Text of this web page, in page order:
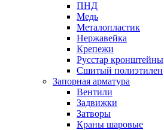
ПНД
Медь
Металопластик
Нержавейка
Крепежи
Русстар кронштейны
Сшитый полиэтилен
Запорная арматура
Вентили
Задвижки
Затворы
Краны шаровые